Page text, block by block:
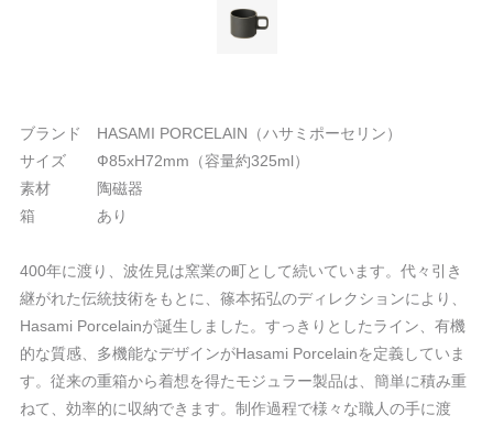
ブランド HASAMI PORCELAIN（ハサミポーセリン）
サイズ Ф85xH72mm（容量約325ml）
素材 陶磁器
箱 あり
400年に渡り、波佐見は窯業の町として続いています。代々引き
継がれた伝統技術をもとに、篠本拓弘のディレクションにより、
Hasami Porcelainが誕生しました。すっきりとしたライン、有機
的な質感、多機能なデザインがHasami Porcelainを定義していま
す。従来の重箱から着想を得たモジュラー製品は、簡単に積み重
ねて、効率的に収納できます。制作過程で様々な職人の手に渡